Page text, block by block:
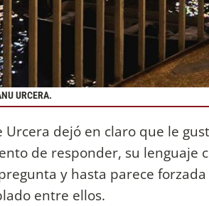
URCERA.
Urcera dejó en claro que le
de responder, su lenguaje
y hasta parece
entre ellos.